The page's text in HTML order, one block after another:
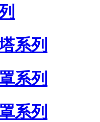
系列
系列
系列